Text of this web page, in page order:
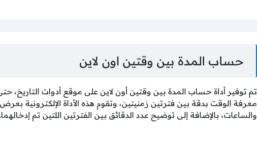
حساب المدة بين وقتين اون لاين
تم توفير أداة حساب المدة بين وقتين أون لاين على موقع أدوات التاريخ،
معرفة الوقت بدقة بين فترتين زمنيتين، وتقوم هذه الأداة الإلكترونية بعرض
والساعات، بالإضافة إلى توضيح عدد الدقائق بين الفترتين اللتين تم إدخالهما.